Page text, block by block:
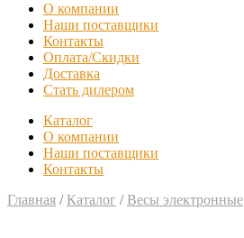
О компании
Наши поставщики
Контакты
Оплата/Скидки
Доставка
Стать дилером
Каталог
О компании
Наши поставщики
Контакты
Главная / Каталог / Весы электронные